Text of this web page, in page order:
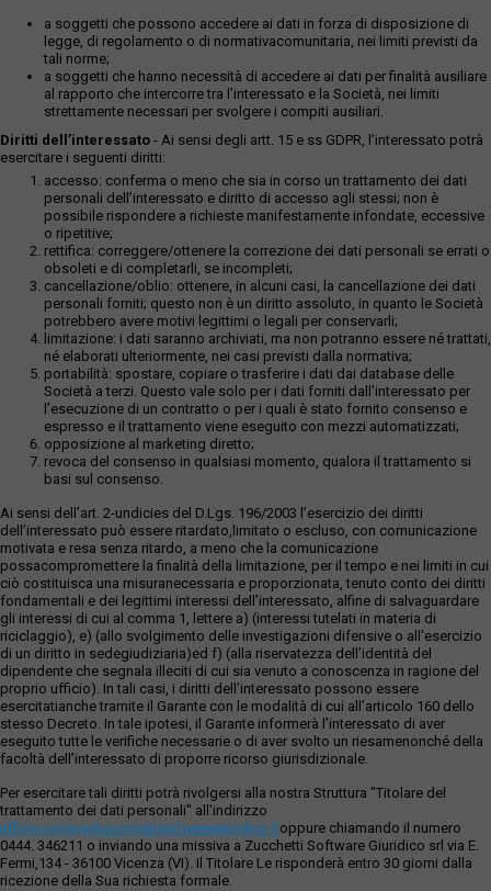
a soggetti che possono accedere ai dati in forza di disposizione di
legge, di regolamento o di normativacomunitaria, nei limiti previsti da
tali norme;
a soggetti che hanno necessità di accedere ai dati per finalità ausiliare
al rapporto che intercorre tra l’interessato e la Società, nei limiti
strettamente necessari per svolgere i compiti ausiliari.
Diritti dell’interessato - Ai sensi degli artt. 15 e ss GDPR, l’interessato potrà
esercitare i seguenti diritti:
accesso: conferma o meno che sia in corso un trattamento dei dati
personali dell’interessato e diritto di accesso agli stessi; non è
possibile rispondere a richieste manifestamente infondate, eccessive
o ripetitive;
rettifica: correggere/ottenere la correzione dei dati personali se errati o
obsoleti e di completarli, se incompleti;
cancellazione/oblio: ottenere, in alcuni casi, la cancellazione dei dati
personali forniti; questo non è un diritto assoluto, in quanto le Società
potrebbero avere motivi legittimi o legali per conservarli;
limitazione: i dati saranno archiviati, ma non potranno essere né trattati,
né elaborati ulteriormente, nei casi previsti dalla normativa;
portabilità: spostare, copiare o trasferire i dati dai database delle
Società a terzi. Questo vale solo per i dati forniti dall’interessato per
l’esecuzione di un contratto o per i quali è stato fornito consenso e
espresso e il trattamento viene eseguito con mezzi automatizzati;
opposizione al marketing diretto;
revoca del consenso in qualsiasi momento, qualora il trattamento si
basi sul consenso.
Ai sensi dell’art. 2-undicies del D.Lgs. 196/2003 l’esercizio dei diritti
dell’interessato può essere ritardato,limitato o escluso, con comunicazione
motivata e resa senza ritardo, a meno che la comunicazione
possacompromettere la finalità della limitazione, per il tempo e nei limiti in cui
ciò costituisca una misuranecessaria e proporzionata, tenuto conto dei diritti
fondamentali e dei legittimi interessi dell’interessato, alfine di salvaguardare
gli interessi di cui al comma 1, lettere a) (interessi tutelati in materia di
riciclaggio), e) (allo svolgimento delle investigazioni difensive o all’esercizio
di un diritto in sedegiudiziaria)ed f) (alla riservatezza dell’identità del
dipendente che segnala illeciti di cui sia venuto a conoscenza in ragione del
proprio ufficio). In tali casi, i diritti dell’interessato possono essere
esercitatianche tramite il Garante con le modalità di cui all’articolo 160 dello
stesso Decreto. In tale ipotesi, il Garante informerà l’interessato di aver
eseguito tutte le verifiche necessarie o di aver svolto un riesamenonché della
facoltà dell’interessato di proporre ricorso giurisdizionale.
Per esercitare tali diritti potrà rivolgersi alla nostra Struttura "Titolare del
trattamento dei dati personali" all'indirizzo
ufficio.privacy@zucchettisofwaregiuridico.itoppure chiamando il numero
0444. 346211 o inviando una missiva a Zucchetti Software Giuridico srl via E.
Fermi,134 - 36100 Vicenza (VI). Il Titolare Le risponderà entro 30 giorni dalla
ricezione della Sua richiesta formale.